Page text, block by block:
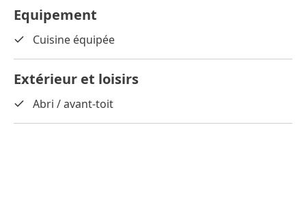
Equipement
Cuisine équipée
Extérieur et loisirs
Abri / avant-toit